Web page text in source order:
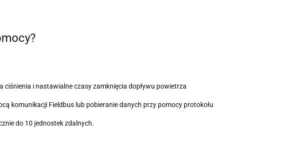
i nastawialne czasy zamknięcia dopływu powietrza
komunikacji Fieldbus lub pobieranie danych przy pomocy protokołu
do 10 jednostek zdalnych.